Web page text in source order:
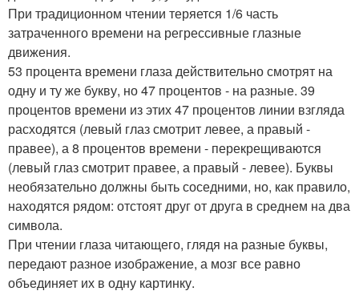
При традиционном чтении теряется 1/6 часть
затраченного времени на регрессивные глазные
движения.
53 процента времени глаза действительно смотрят на
одну и ту же букву, но 47 процентов - на разные. 39
процентов времени из этих 47 процентов линии взгляда
расходятся (левый глаз смотрит левее, а правый -
правее), а 8 процентов времени - перекрещиваются
(левый глаз смотрит правее, а правый - левее). Буквы
необязательно должны быть соседними, но, как правило,
находятся рядом: отстоят друг от друга в среднем на два
символа.
При чтении глаза читающего, глядя на разные буквы,
передают разное изображение, а мозг все равно
объединяет их в одну картинку.